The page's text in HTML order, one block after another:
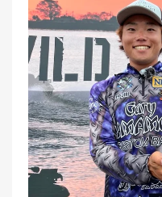
全
国
お
す
す
め
釣
り
場
›
編